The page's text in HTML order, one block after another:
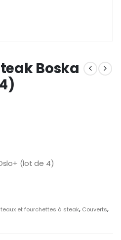
Boska
(lot de 4)
et fourchettes à steak, Couverts,